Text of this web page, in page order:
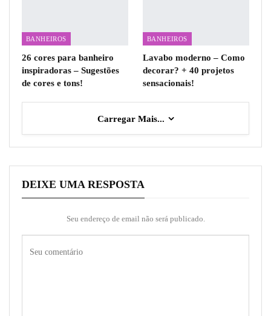
BANHEIROS
26 cores para banheiro
inspiradoras – Sugestões
de cores e tons!
BANHEIROS
Lavabo moderno – Como
decorar? + 40 projetos
sensacionais!
Carregar Mais...
DEIXE UMA RESPOSTA
Seu endereço de email não será publicado.